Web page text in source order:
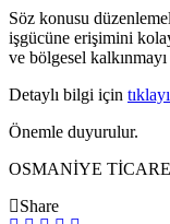
Söz konusu
işgücüne erişimini
ve bölgesel
Detaylı bilgi için
Önemle duyurulur.
OSMANİYE
Share